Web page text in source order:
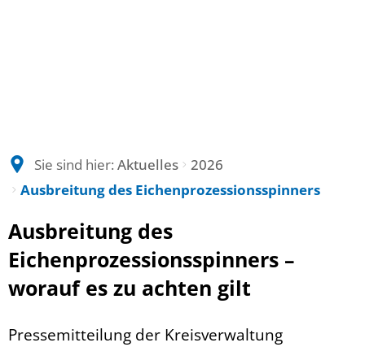
Sie sind hier: Aktuelles
2026
Ausbreitung des Eichenprozessionsspinners
Ausbreitung des
Eichenprozessionsspinners –
worauf es zu achten gilt
Pressemitteilung der Kreisverwaltung